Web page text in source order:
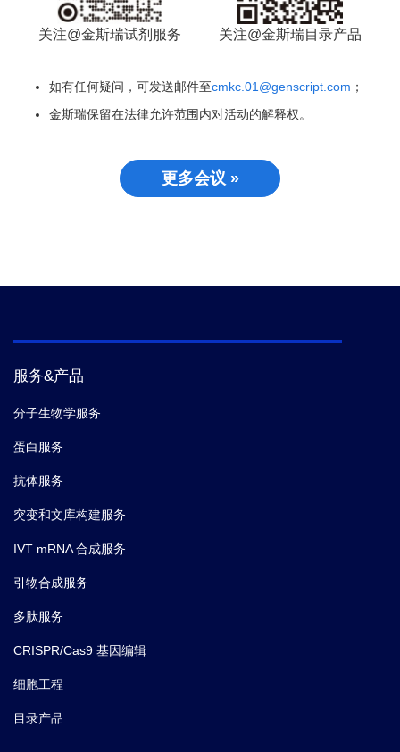
关注@金斯瑞试剂服务 关注@金斯瑞目录产品
如有任何疑问，可发送邮件至cmkc.01@genscript.com ；
金斯瑞保留在法律允许范围内对活动的解释权。
更多会议 »
服务&产品
分子生物学服务
蛋白服务
抗体服务
突变和文库构建服务
IVT mRNA 合成服务
引物合成服务
多肽服务
CRISPR/Cas9 基因编辑
细胞工程
目录产品